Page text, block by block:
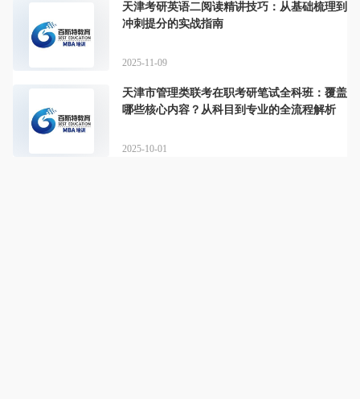
天津考研英语二阅读精讲技巧：从基础梳理到
冲刺提分的实战指南
2025-11-09
天津市管理类联考在职考研笔试全科班：覆盖
哪些核心内容？从科目到专业的全流程解析
2025-10-01